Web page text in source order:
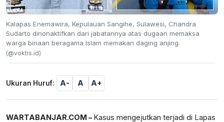
Kalapas Enemawira, Kepulauan Sangihe, Sulawesi, Chandra
Sudarto dinonaktifkan dari jabatannya atas dugaan memaksa
warga binaan beragama Islam memakan daging anjing.
(@voktis.id)
Ukuran Huruf: A- A A+
WARTABANJAR.COM – Kasus mengejutkan terjadi di Lapas